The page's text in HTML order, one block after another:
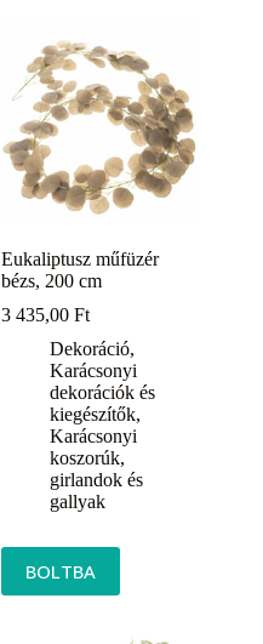
Eukaliptusz műfüzér
bézs, 200 cm
3 435,00Ft
Dekoráció,
Karácsonyi
dekorációk és
kiegészítők,
Karácsonyi
koszorúk,
girlandok és
gallyak
BOLTBA